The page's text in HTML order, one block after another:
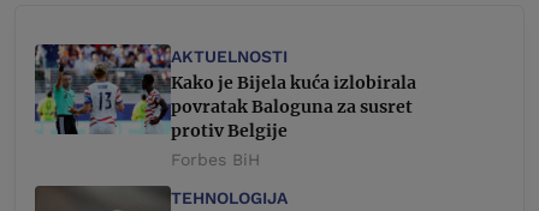
AKTUELNOSTI
Kako je Bijela kuća izlobirala
povratak Baloguna za susret
protiv Belgije
Forbes BiH
TEHNOLOGIJA